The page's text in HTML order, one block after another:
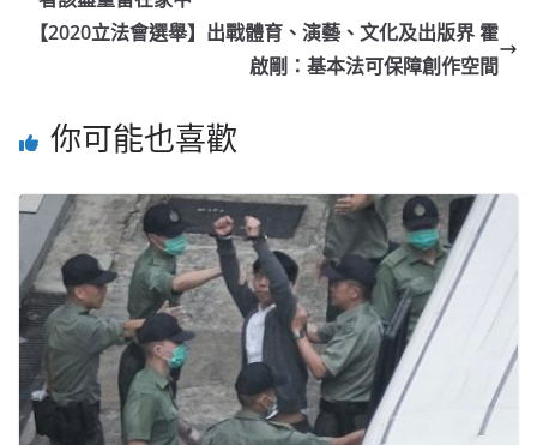
【2020立法會選舉】出戰體育、演藝、文化及出版界 霍
啟剛：基本法可保障創作空間
你可能也喜歡